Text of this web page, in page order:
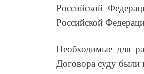
Российской
Российской
Необходимые для
Договора суду были